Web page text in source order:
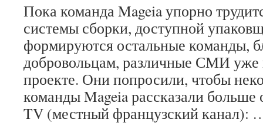
Пока команда Mageia упорно
системы сборки, доступной
формируются остальные команды,
добровольцам, различные СМИ уже
проекте. Они попросили, чтобы
команды Mageia рассказали больше
TV (местный французский канал):